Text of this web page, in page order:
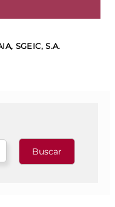
SGEIC, S.A.